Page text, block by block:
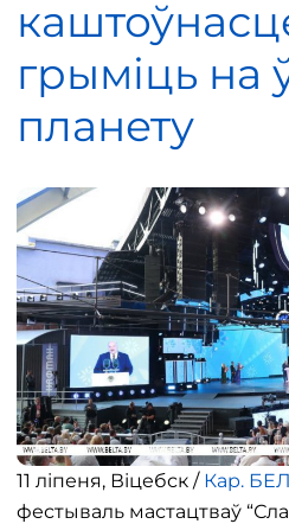
грыміць на
планету
11 ліпеня, Віцебск / Кар.
фестываль мастацтваў